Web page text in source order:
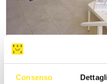
Consenso
MARINA DOMUS